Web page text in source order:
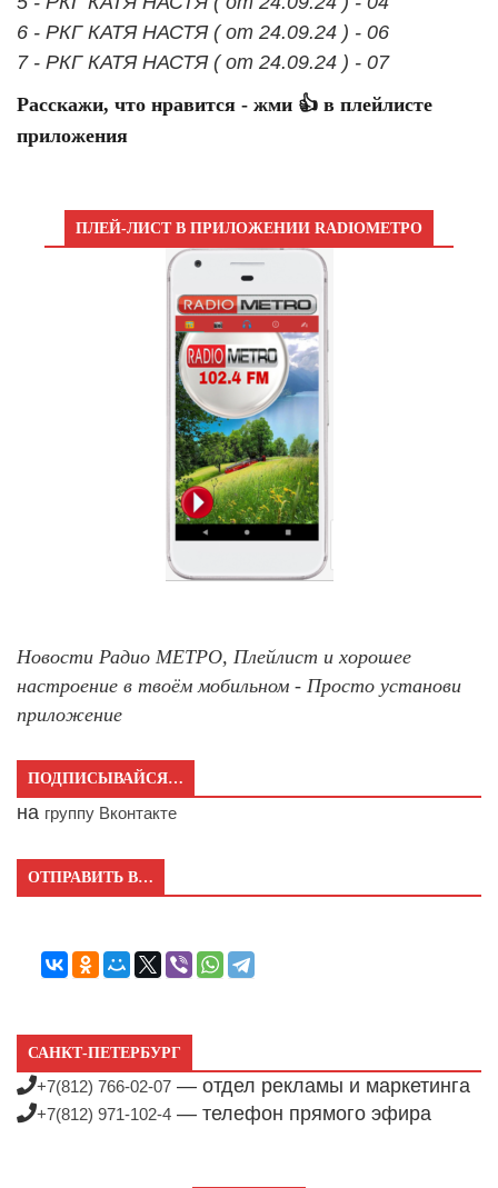
6 - РКГ КАТЯ НАСТЯ ( от 24.09.24 ) - 06
7 - РКГ КАТЯ НАСТЯ ( от 24.09.24 ) - 07
Расскажи, что нравится - жми 👍 в плейлисте
приложения
ПЛЕЙ-ЛИСТ В ПРИЛОЖЕНИИ RADIOМЕТРО
Новости Радио МЕТРО, Плейлист и хорошее
настроение в твоём мобильном - Просто установи
приложение
ПОДПИСЫВАЙСЯ…
на группу Вконтакте
ОТПРАВИТЬ В…
САНКТ-ПЕТЕРБУРГ
+7(812) 766-02-07 — отдел рекламы и маркетинга
+7(812) 971-102-4 — телефон прямого эфира